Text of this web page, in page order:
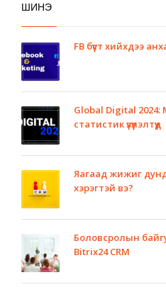
ШИНЭ
FB бүүст хийхдээ
Global Digital 2024:
статистик үзүүлэлтүүд
Яагаад жижиг
хэрэгтэй вэ?
Боловсролын
Bitrix24 CRM